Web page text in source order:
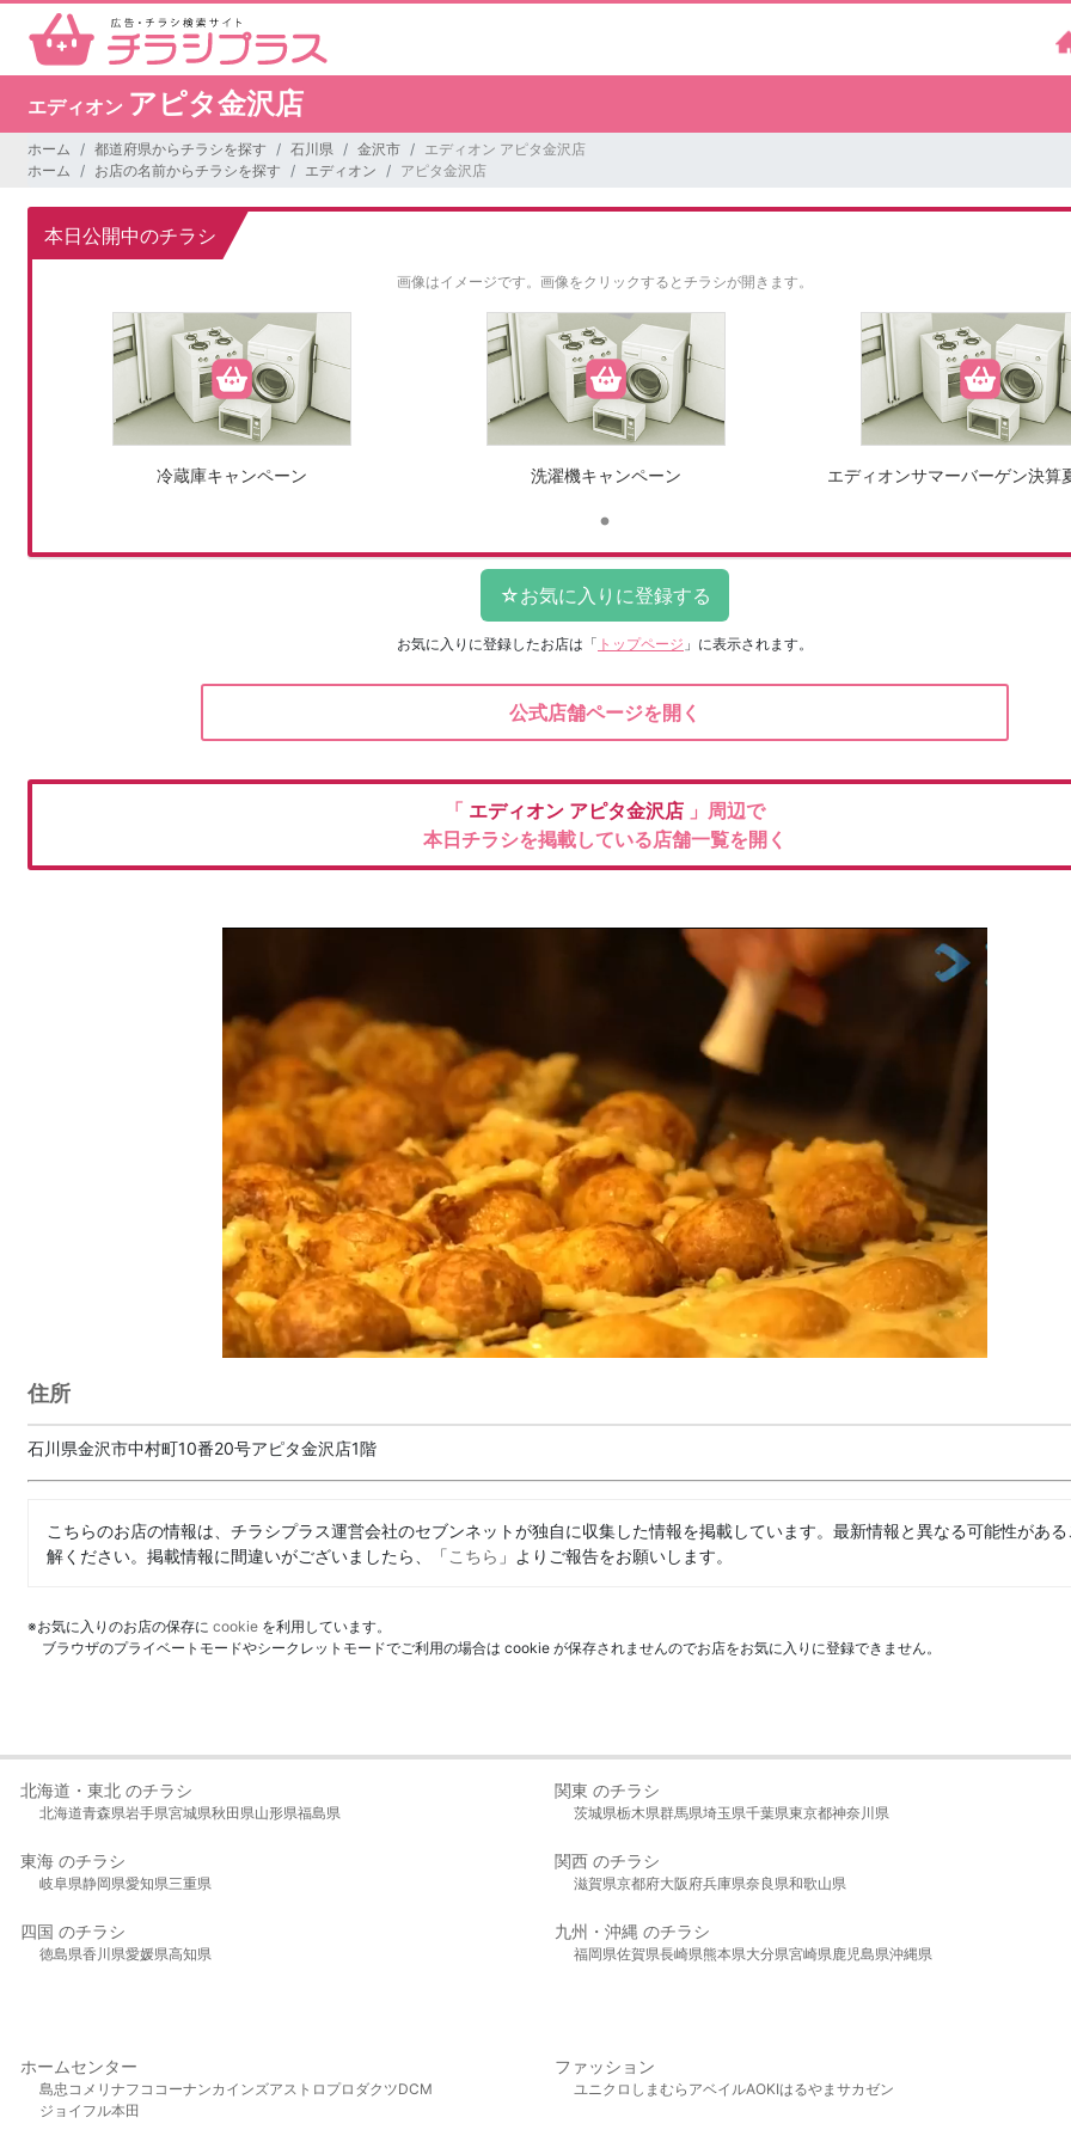
エディオン アピタ金沢店
ホーム 都道府県からチラシを探す 石川県 金沢市
エディオン アピタ金沢店
ホーム
お店の名前からチラシを探す エディオン アピタ金沢店
本日公開中のチラシ
画像はイメージです。 画像をクリックするとチラシが開きます。
冷蔵庫キャンペーン 洗濯機キャンペーン エディオンサマーバーゲン決算
お気に入りに登録したお店は 「 トップページ 」に表示されます。
公式店舗ページを開く
「 エディオン アピタ金沢店 」周辺で
本日チラシを掲載している店舗一覧を開く
住所
石川県金沢市中村町10番20号アピタ金沢店1階
こちらのお店の情報は、チラシプラス運営会社のセブンネットが独自に収集した情報を掲載しています。最新情報と異なる可能性があ
解ください。掲載情報に間違いがございましたら、「こちら 」よりご報告をお願いします。
※お気に入りのお店の保存に cookie を利用しています。
ブラウザのプライベートモードやシークレットモードでご利用の場合は cookie が保存されませんのでお店をお気に入りに登録できません。
北海道・東北 のチラシ
北海道青森県岩手県宮城県秋田県山形県福島県
関東 のチラシ
茨城県栃木県群馬県埼玉県千葉県東京都神奈川県
東海 のチラシ
岐阜県静岡県愛知県三重県
関西 のチラシ
滋賀県京都府大阪府兵庫県奈良県和歌山県
四国 のチラシ
徳島県香川県愛媛県高知県
九州・沖縄 のチラシ
福岡県佐賀県長崎県熊本県大分県宮崎県鹿児島県沖縄県
ホームセンター
島忠 コメリ ナフコ コーナンカインズアストロプロダクツDCM
ジョイフル本田
ファッション
ユニクロ しまむら アベイルAOKIはるやま サカゼン